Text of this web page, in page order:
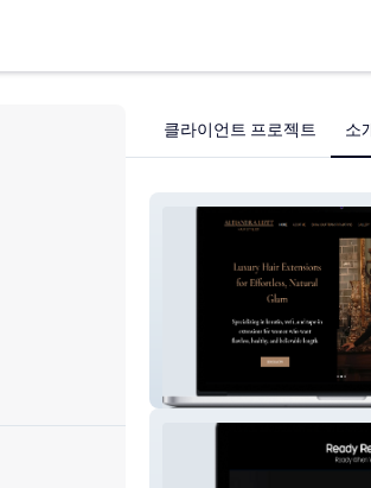
클라이언트 프로젝트 소
Alejandra Lizet Hair